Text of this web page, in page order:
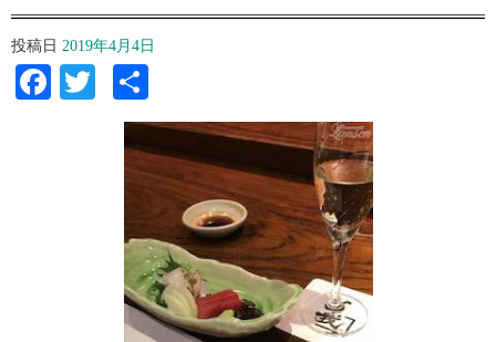
投稿日 2019年4月4日
Facebook
Twitter
有